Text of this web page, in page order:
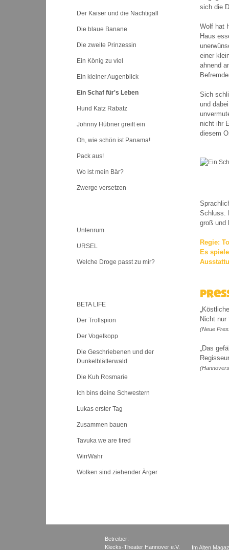
Der Kaiser und die Nachtigall
Die blaue Banane
Die zweite Prinzessin
Ein König zu viel
Ein kleiner Augenblick
Ein Schaf für's Leben
Hund Katz Rabatz
Johnny Hübner greift ein
Oh, wie schön ist Panama!
Pack aus!
Wo ist mein Bär?
Zwerge versetzen
Untenrum
URSEL
Welche Droge passt zu mir?
BETA LIFE
Der Trollspion
Der Vogelkopp
Die Geschriebenen und der
Dunkelblätterwald
Die Kuh Rosmarie
Ich bins deine Schwestern
Lukas erster Tag
Zusammen bauen
Tavuka we are tired
WirrWahr
Wolken sind ziehender Ärger
sich die
Wolf hat
Haus
einer
ahnend
Sich
und
nicht ihr
diesem
Schluss.
groß und
Regie:
Es
Nicht nur
(Neue
„Das
Betreiber:
Klecks-Theater Hannover e.V.
Im Alten